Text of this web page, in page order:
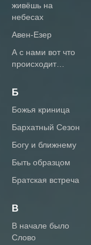
живёшь на
небесах
Авен-Езер
А с нами вот что
происходит…
Б
Божья криница
Бархатный Сезон
Богу и ближнему
Быть образцом
Братская встреча
В
В начале было
Слово